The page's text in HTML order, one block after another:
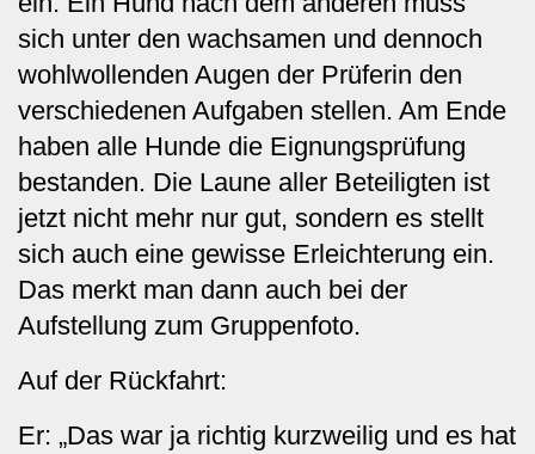
sich unter den wachsamen und dennoch
wohlwollenden Augen der Prüferin den
verschiedenen Aufgaben stellen. Am Ende
haben alle Hunde die Eignungsprüfung
bestanden. Die Laune aller Beteiligten ist
jetzt nicht mehr nur gut, sondern es stellt
sich auch eine gewisse Erleichterung ein.
Das merkt man dann auch bei der
Aufstellung zum Gruppenfoto.
Auf der Rückfahrt:
Er: „Das war ja richtig kurzweilig und es hat